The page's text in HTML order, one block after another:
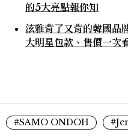
的5大亮點報你知
泫雅背了又背的韓國
大明星包款、售價一次
#SAMO ONDOH